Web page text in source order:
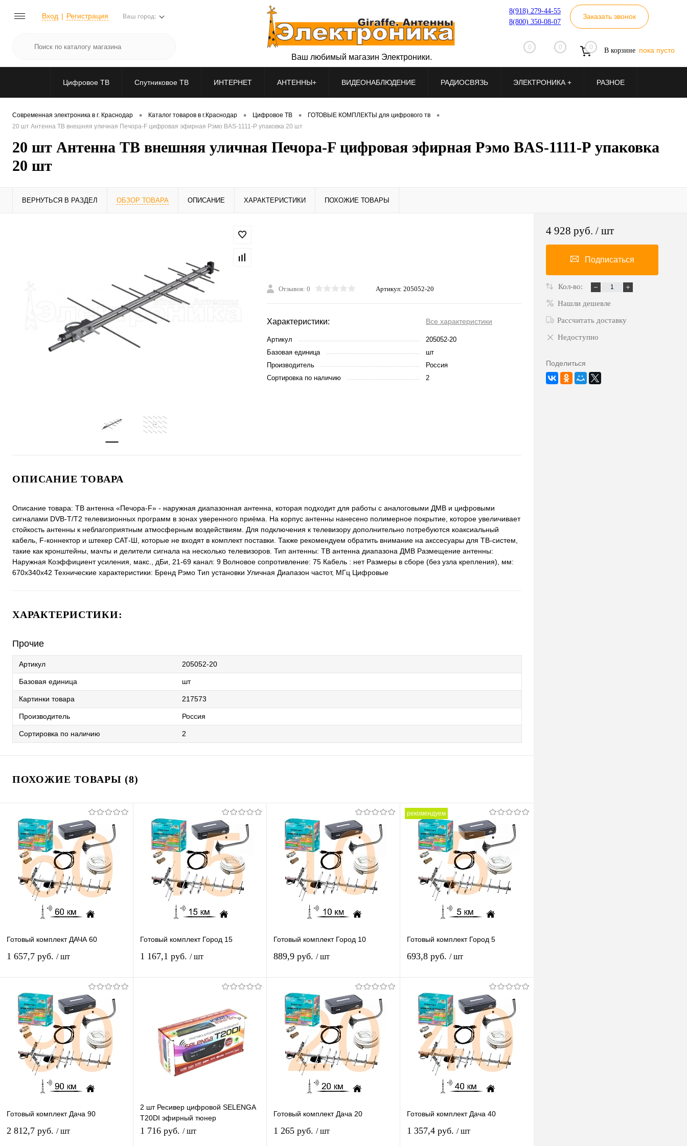
Вход Регистрация Ваш город:
8(918) 279-44-55
8(800) 350-08-07
Заказать звонок
0 0 0 В корзине пока пусто
Ваш любимый магазин Электроники.
Цифровое ТВ Спутниковое ТВ ИНТЕРНЕТ АНТЕННЫ+ ВИДЕОНАБЛЮДЕНИЕ РАДИОСВЯЗЬ ЭЛЕКТРОНИКА + РАЗНОЕ
Современная электроника в г. Краснодар • Каталог товаров в г.Краснодар • Цифровое ТВ • ГОТОВЫЕ КОМПЛЕКТЫ для цифрового тв •
20 шт Антенна ТВ внешняя уличная Печора-F цифровая эфирная Рэмо BAS-1111-Р упаковка 20 шт
20 шт Антенна ТВ внешняя уличная Печора-F цифровая эфирная Рэмо BAS-1111-Р упаковка
20 шт
ВЕРНУТЬСЯ В РАЗДЕЛ ОБЗОР ТОВАРА ОПИСАНИЕ ХАРАКТЕРИСТИКИ ПОХОЖИЕ ТОВАРЫ
Отзывов: 0 Артикул: 205052-20
Характеристики: Все характеристики
Артикул
205052-20
Базовая единица
шт
Производитель
Россия
Сортировка по наличию
2
ОПИСАНИЕ ТОВАРА
Описание товара: ТВ антенна «Печора-F» - наружная диапазонная антенна, которая подходит для работы с аналоговыми ДМВ и цифровыми
сигналами DVB-T/T2 телевизионных программ в зонах уверенного приёма. На корпус антенны нанесено полимерное покрытие, которое увеличивает
стойкость антенны к неблагоприятным атмосферным воздействиям. Для подключения к телевизору дополнительно потребуются коаксиальный
кабель, F-коннектор и штекер САТ-Ш, которые не входят в комплект поставки. Также рекомендуем обратить внимание на акссесуары для ТВ-систем,
такие как кронштейны, мачты и делители сигнала на несколько телевизоров. Тип антенны: ТВ антенна диапазона ДМВ Размещение антенны:
Наружная Коэффициент усиления, макс., дБи, 21-69 канал: 9 Волновое сопротивление: 75 Кабель : нет Размеры в сборе (без узла крепления), мм:
670х340х42 Технические характеристики: Бренд Рэмо Тип установки Уличная Диапазон частот, МГц Цифровые
ХАРАКТЕРИСТИКИ:
Прочие
Артикул 205052-20
Базовая единица шт
Картинки товара 217573
Производитель Россия
Сортировка по наличию 2
ПОХОЖИЕ ТОВАРЫ (8)
Готовый комплект ДАЧА 60
1 657,7 руб. / шт
Подписаться
Купить в 1 клик К сравнению
В избранное Под заказ
Готовый комплект Город 15
1 167,1 руб. / шт
Купить в 1 клик К сравнению
В избранное Под заказ
Готовый комплект Город 10
889,9 руб. / шт
Подписаться
Купить в 1 клик К сравнению
В избранное Под заказ
рекомендуем
Готовый комплект Город 5
693,8 руб. / шт
Подписаться
Купить в 1 клик К сравнению
В избранное Под заказ
Готовый комплект Дача 90
2 812,7 руб. / шт
2 шт Ресивер цифровой SELENGA
T20DI эфирный тюнер
медиаплеер бесплатное тв
1 716 руб. / шт
Готовый комплект Дача 20
1 265 руб. / шт
Готовый комплект Дача 40
1 357,4 руб. / шт
4 928 руб. / шт
Подписаться
Кол-во:
Нашли дешевле
Рассчитать доставку
Недоступно
Поделиться